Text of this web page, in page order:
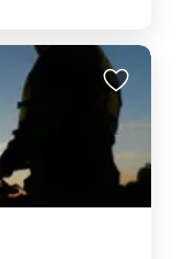
Ajouter
aux
favoris